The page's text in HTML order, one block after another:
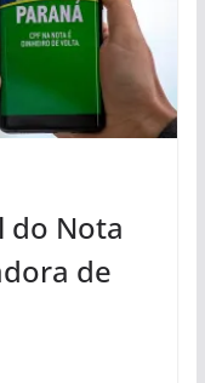
do Nota
de